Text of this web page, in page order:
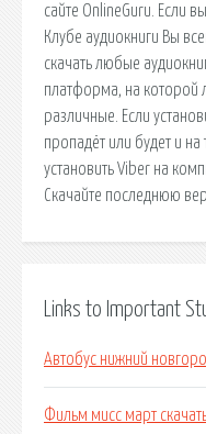
сайте OnlineGuru. Если
Клубе аудиокниги Вы
скачать любые
платформа, на которой
различные. Если
пропадёт или будет и
установить Viber на
Скачайте последнюю
Links to Important
Автобус нижний
Фильм мисс март